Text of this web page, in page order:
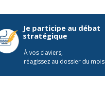
Je participe au débat
stratégique
À vos claviers,
réagissez au dossier du mois